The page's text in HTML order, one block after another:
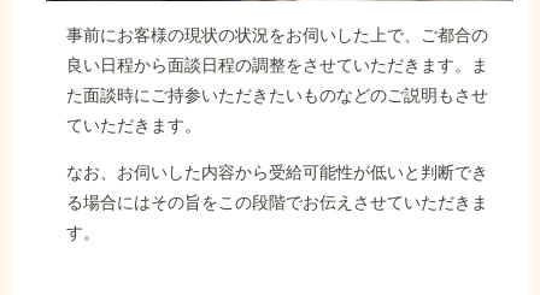
事前にお客様の現状の状況をお伺いした上で、ご都合の
良い日程から面談日程の調整をさせていただきます。ま
た面談時にご持参いただきたいものなどのご説明もさせ
ていただきます。
なお、お伺いした内容から受給可能性が低いと判断でき
る場合にはその旨をこの段階でお伝えさせていただきま
す。